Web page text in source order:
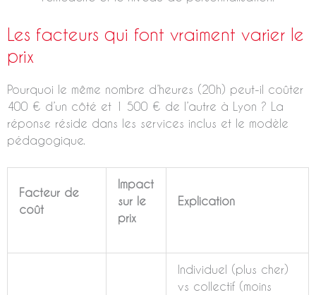
Les facteurs qui font vraiment varier le
prix
Pourquoi le même nombre d’heures (20h) peut-il coûter
400 € d’un côté et 1 500 € de l’autre à Lyon ? La
réponse réside dans les services inclus et le modèle
pédagogique.
Facteur de
coût
Impact
sur le
prix
Explication
Individuel (plus cher)
vs collectif (moins